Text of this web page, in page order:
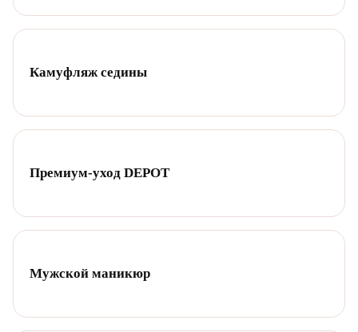
Камуфляж седины
Премиум-уход DEPOT
Мужской маникюр